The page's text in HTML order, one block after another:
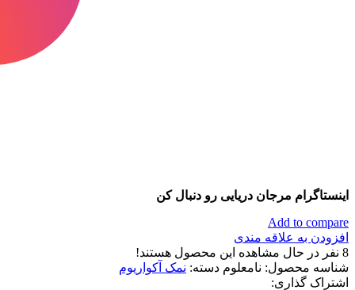
اینستاگرام مرجان دریایی رو دنبال کن
Add to compare
افزودن به علاقه مندی
8 نفر در حال مشاهده این محصول هستند!
شناسه محصول: نامعلوم دسته: نمک آکواریوم
اشتراک گذاری: